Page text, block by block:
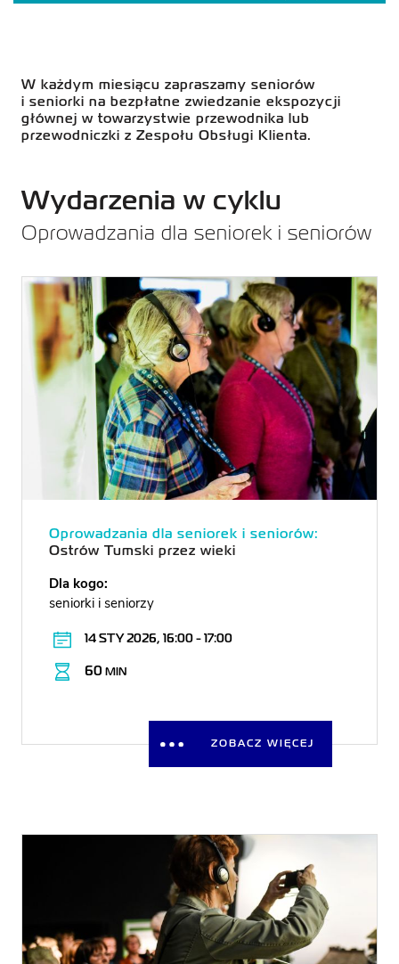
WSPÓLNY
W każdym miesiącu zapraszamy seniorów
i seniorki na bezpłatne zwiedzanie ekspozycji
głównej w towarzystwie przewodnika lub
przewodniczki z Zespołu Obsługi Klienta.
Wydarzenia w cyklu
Oprowadzania dla seniorek i seniorów
Oprowadzania dla seniorek i seniorów:
Ostrów Tumski przez wieki
Dla kogo:
seniorki i seniorzy
14 STY 2026, 16:00 - 17:00
60 MIN
ZOBACZ WIĘCEJ